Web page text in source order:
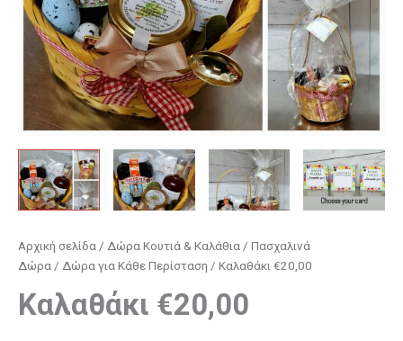
Αρχική σελίδα / Δώρα Κουτιά & Καλάθια / Πασχαλινά
Δώρα / Δώρα για Κάθε Περίσταση / Καλαθάκι €20,00
Καλαθάκι €20,00